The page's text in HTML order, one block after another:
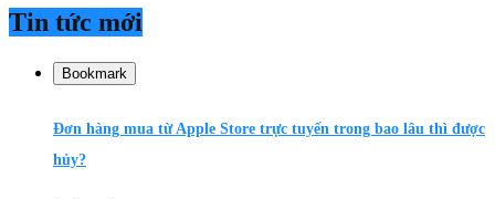
Tin tức mới
Bookmark
Đơn hàng mua từ Apple Store trực tuyến trong bao lâu thì được
hủy?